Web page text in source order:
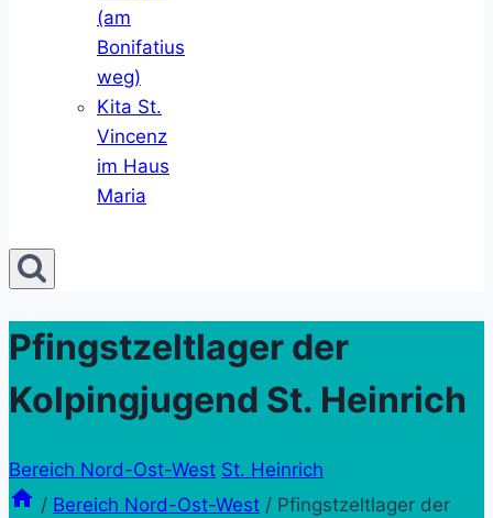
(am
Bonifatius
weg)
Kita St.
Vincenz
im Haus
Maria
Pfingstzeltlager der
Kolpingjugend St. Heinrich
Bereich Nord-Ost-West St. Heinrich
/ Bereich Nord-Ost-West / Pfingstzeltlager der